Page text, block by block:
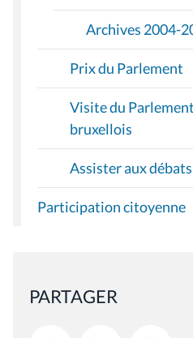
Archives 2004-
Prix du Parlement
Visite du
bruxellois
Assister aux débats
Participation citoyenne
PARTAGER